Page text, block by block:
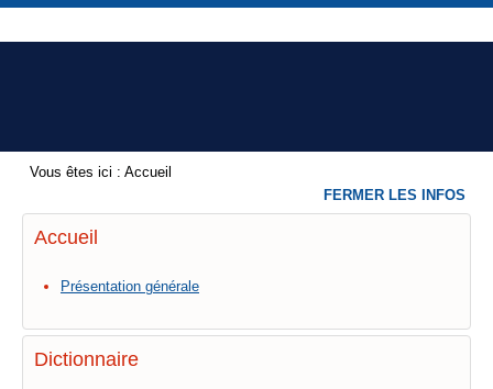
Vous êtes ici : Accueil
Accueil
Présentation générale
Dictionnaire
FERMER LES INFOS